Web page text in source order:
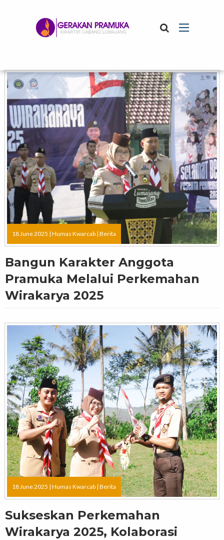
18 June 2025 | Humas Kwarcab | Berita
Bangun Karakter Anggota
Pramuka Melalui Perkemahan
Wirakarya 2025
18 June 2025 | Humas Kwarcab | Berita
Sukseskan Perkemahan
Wirakarya 2025, Kolaborasi